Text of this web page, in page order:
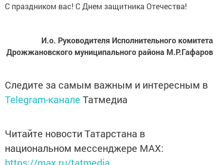
С праздником вас! С Днем защитника Отечества!
И.о. Руководителя Исполнительного комитета
Дрожжановского муниципального района М.Р.Гафаров
Следите за самым важным и интересным в
Telegram-канале Татмедиа
Читайте новости Татарстана в
национальном мессенджере MАХ: